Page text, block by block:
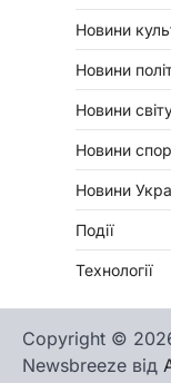
Новини
Новини
Новини
Новини
Новини
Події
Технології
Copyright ©
Newsbreeze від